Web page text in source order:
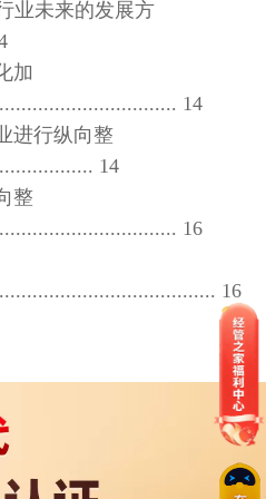
业未来的发展方
加
14
进行纵向整
14
整
16
16